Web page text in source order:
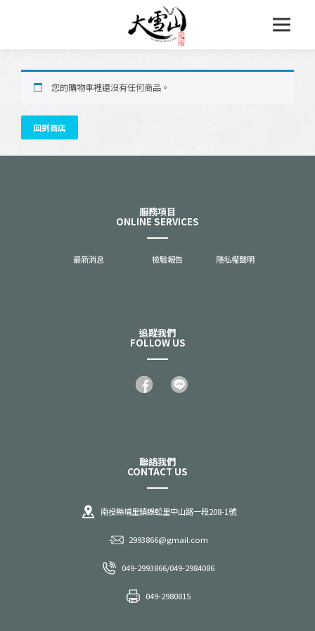
您的購物車裡還沒有任何商品。
回到商店
服務項目
ONLINE SERVICES
最新消息 檢驗報告 隱私權聲明
追蹤我們
FOLLOW US
聯絡我們
CONTACT US
南投縣埔里鎮蜈蚣里中山路一段208-1號
2993866@gmail.com
049-2993866/049-2984086
049-2980815